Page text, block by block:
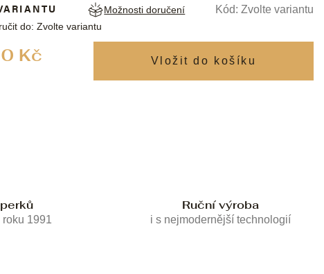
Kč
do: Zvolte variantu
Možnosti doručení Kód: Zvolte variantu
1991
Ruční výroba
i s nejmodernější technologií